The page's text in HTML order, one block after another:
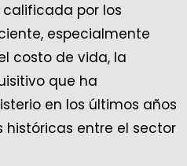
calificada por los
especialmente
costo de vida, la
que ha
en los últimos años
históricas entre el sector